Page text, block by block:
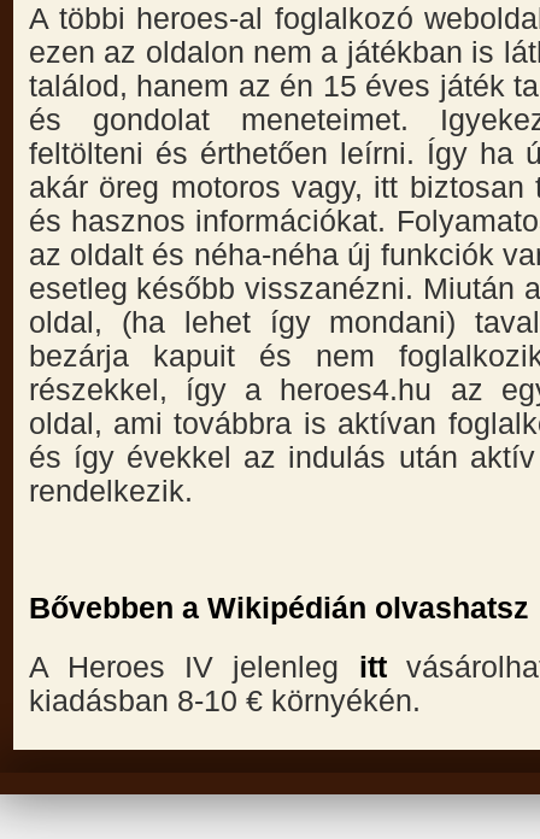
A többi heroes-al foglalkozó
ezen az oldalon nem a játékban is
találod, hanem az én 15 éves játék
és gondolat meneteimet.
feltölteni és érthetően leírni. Így ha
akár öreg motoros vagy, itt biztosan
és hasznos információkat.
az oldalt és néha-néha új funkciók
esetleg később visszanézni. Miután
oldal, (ha lehet így mondani)
bezárja kapuit és nem
részekkel, így a heroes4.hu az
oldal, ami továbbra is aktívan
és így évekkel az indulás után
rendelkezik.
Bővebben a Wikipédián olvashatsz
A Heroes IV jelenleg itt
kiadásban 8-10 € környékén.